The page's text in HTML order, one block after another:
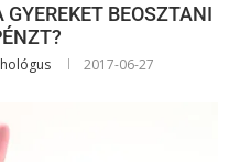
BEOSZTANI
2017-06-27